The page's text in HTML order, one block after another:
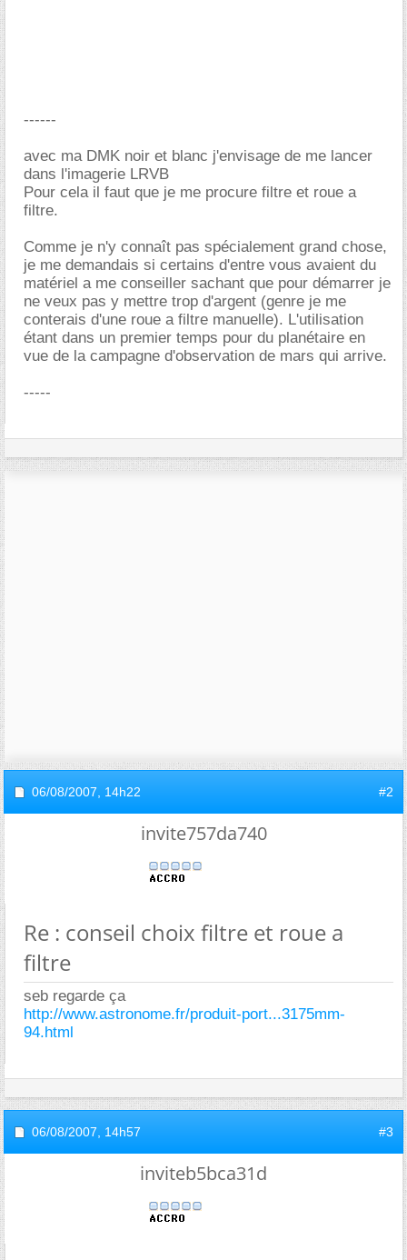
------
avec ma DMK noir et blanc j'envisage de me lancer
dans l'imagerie LRVB
Pour cela il faut que je me procure filtre et roue a
filtre.
Comme je n'y connaît pas spécialement grand chose,
je me demandais si certains d'entre vous avaient du
matériel a me conseiller sachant que pour démarrer je
ne veux pas y mettre trop d'argent (genre je me
conterais d'une roue a filtre manuelle). L'utilisation
étant dans un premier temps pour du planétaire en
vue de la campagne d'observation de mars qui arrive.
-----
06/08/2007, 14h22 #2
invite757da740
Re : conseil choix filtre et roue a
filtre
seb regarde ça
http://www.astronome.fr/produit-port...3175mm-
94.html
06/08/2007, 14h57 #3
inviteb5bca31d